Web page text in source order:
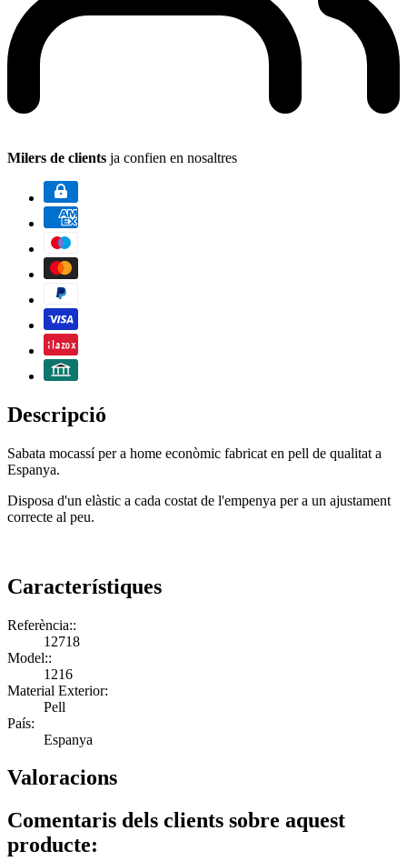
Milers de clients ja confien en nosaltres
Descripció
Sabata mocassí per a home econòmic fabricat en pell de qualitat a
Espanya.
Disposa d'un elàstic a cada costat de l'empenya per a un ajustament
correcte al peu.
Característiques
Referència::
12718
Model::
1216
Material Exterior:
Pell
País:
Espanya
Valoracions
Comentaris dels clients sobre aquest
producte: